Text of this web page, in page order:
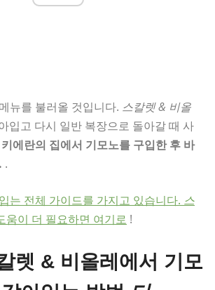
뉴를 불러올 것입니다. 스칼렛 & 비올
입고 다시 일반 복장으로 돌아갈 때 사
키에란의 집에서 기모노를 구입한 후 바
.
는 전체 가이드를 가지고 있습니다. 스
움이 더 필요하면 여기로 !
렛 & 비올레에서 기모